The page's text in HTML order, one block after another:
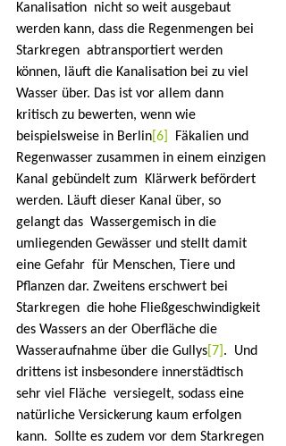
Kanalisation  nicht so weit ausgebaut
werden kann, dass die Regenmengen bei
Starkregen  abtransportiert werden
können, läuft die Kanalisation bei zu viel
Wasser über. Das ist vor allem dann
kritisch zu bewerten, wenn wie
beispielsweise in Berlin [6]
  Fäkalien und
Regenwasser zusammen in einem einzigen
Kanal gebündelt zum  Klärwerk befördert
werden. Läuft dieser Kanal über, so
gelangt das  Wassergemisch in die
umliegenden Gewässer und stellt damit
eine Gefahr  für Menschen, Tiere und
Pflanzen dar. Zweitens erschwert bei
Starkregen  die hohe Fließgeschwindigkeit
des Wassers an der Oberfläche die
Wasseraufnahme über die Gullys [7] .  Und
drittens ist insbesondere innerstädtisch
sehr viel Fläche  versiegelt, sodass eine
natürliche Versickerung kaum erfolgen
kann.  Sollte es zudem vor dem Starkregen